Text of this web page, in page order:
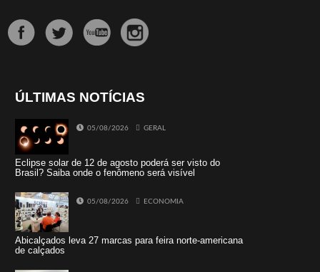
ÚLTIMAS NOTÍCIAS
05/08/2026 GERAL
Eclipse solar de 12 de agosto poderá ser visto do
Brasil? Saiba onde o fenômeno será visível
05/08/2026 ECONOMIA
Abicalçados leva 27 marcas para feira norte-americana
de calçados